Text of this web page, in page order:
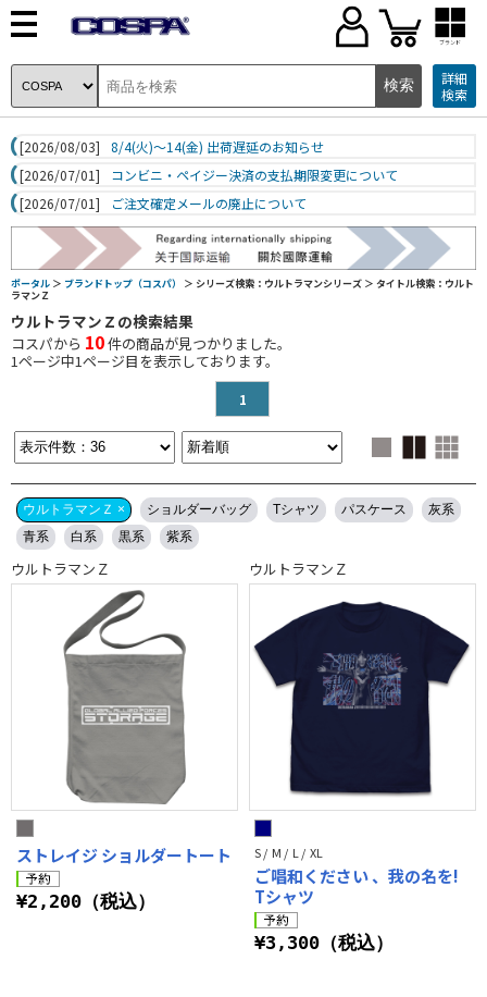
ブランド
詳細
検索
[2026/08/03]
8/4(火)～14(金) 出荷遅延のお知らせ
[2026/07/01]
コンビニ・ペイジー決済の支払期限変更について
[2026/07/01]
ご注文確定メールの廃止について
ポータル ＞ ブランドトップ（コスパ） ＞ シリーズ検索：ウルトラマンシリーズ ＞ タイトル検索：ウルト
ラマンＺ
ウルトラマンＺの検索結果
コスパから 10件の商品が見つかりました。
1ページ中1ページ目を表示しております。
1
ウルトラマンＺ × ショルダーバッグ Tシャツ パスケース
灰系
青系
白系 黒系 紫系
ウルトラマンＺ
ストレイジ ショルダートート
¥2,200（税込）
ウルトラマンＺ
S / M / L / XL
ご唱和ください 、我の名を!
Tシャツ
¥3,300（税込）